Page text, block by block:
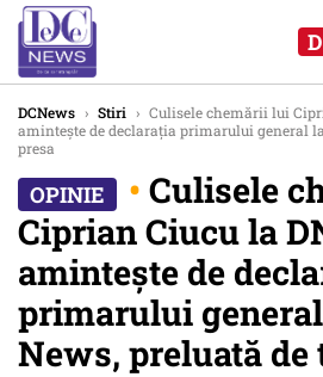
DCNews › Stiri › Culisele chemării lui
amintește de declarația primarului general
presa
• Culisele
Ciprian Ciucu la
amintește de
primarului general
News, preluată de